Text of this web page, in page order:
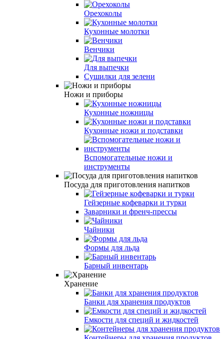
Орехоколы
Кухонные молотки
Венчики
Для выпечки
Сушилки для зелени
Ножи и приборы
Кухонные ножницы
Кухонные ножи и подставки
Вспомогательные ножи и
инструменты
Посуда для приготовления напитков
Гейзерные кофеварки и турки
Заварники и френч-прессы
Чайники
Формы для льда
Барный инвентарь
Хранение
Банки для хранения продуктов
Емкости для специй и жидкостей